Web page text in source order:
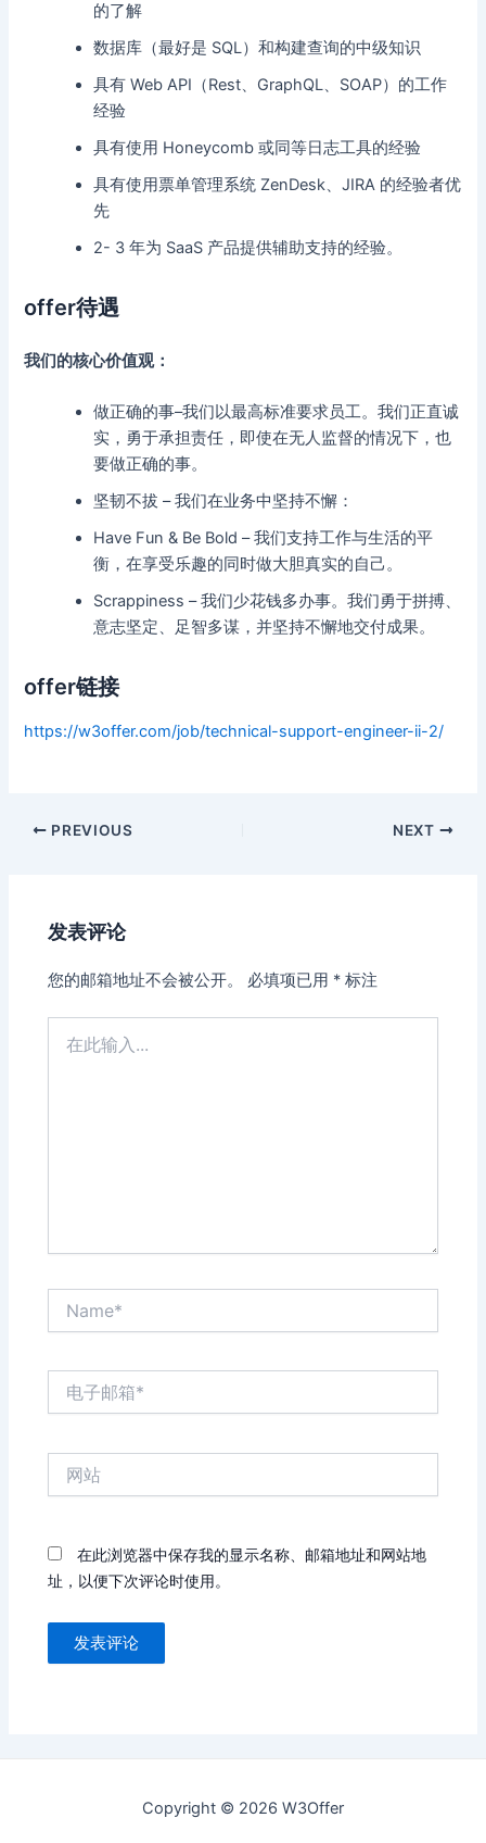
的了解
数据库（最好是 SQL）和构建查询的中级知识
具有 Web API（Rest、GraphQL、SOAP）的工作
经验
具有使用 Honeycomb 或同等日志工具的经验
具有使用票单管理系统 ZenDesk、JIRA 的经验者优
先
2- 3 年为 SaaS 产品提供辅助支持的经验。
offer待遇
我们的核心价值观：
做正确的事–我们以最高标准要求员工。我们正直诚
实，勇于承担责任，即使在无人监督的情况下，也
要做正确的事。
坚韧不拔 – 我们在业务中坚持不懈：
Have Fun & Be Bold – 我们支持工作与生活的平
衡，在享受乐趣的同时做大胆真实的自己。
Scrappiness – 我们少花钱多办事。我们勇于拼搏、
意志坚定、足智多谋，并坚持不懈地交付成果。
offer链接
https://w3offer.com/job/technical-support-engineer-ii-2/
Post
PREVIOUS NEXT
发表评论
您的邮箱地址不会被公开。 必填项已用 * 标注
在此浏览器中保存我的显示名称、邮箱地址和网站地
址，以便下次评论时使用。
Copyright © 2026 W3Offer